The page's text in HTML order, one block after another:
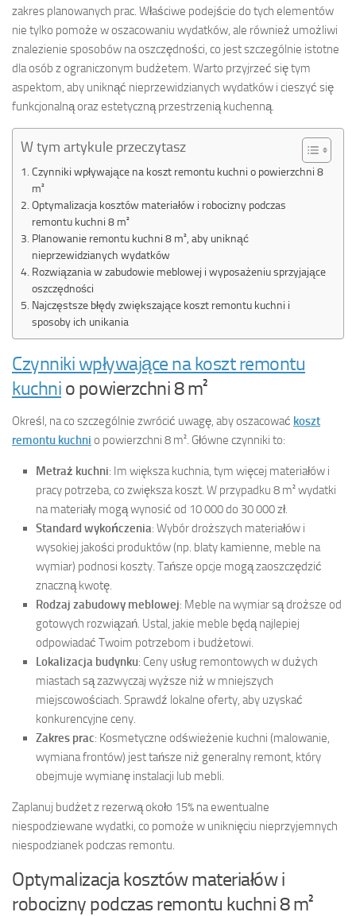
zakres planowanych prac. Właściwe podejście do tych elementów
nie tylko pomoże w oszacowaniu wydatków, ale również umożliwi
znalezienie sposobów na oszczędności, co jest szczególnie istotne
dla osób z ograniczonym budżetem. Warto przyjrzeć się tym
aspektom, aby uniknąć nieprzewidzianych wydatków i cieszyć się
funkcjonalną oraz estetyczną przestrzenią kuchenną.
W tym artykule przeczytasz
Czynniki wpływające na koszt remontu kuchni o powierzchni 8
m²
Optymalizacja kosztów materiałów i robocizny podczas
remontu kuchni 8 m²
Planowanie remontu kuchni 8 m², aby uniknąć
nieprzewidzianych wydatków
Rozwiązania w zabudowie meblowej i wyposażeniu sprzyjające
oszczędności
Najczęstsze błędy zwiększające koszt remontu kuchni i
sposoby ich unikania
Czynniki wpływające na koszt remontu
kuchni o powierzchni 8 m²
Określ, na co szczególnie zwrócić uwagę, aby oszacować koszt
remontu kuchni o powierzchni 8 m². Główne czynniki to:
Metraż kuchni: Im większa kuchnia, tym więcej materiałów i
pracy potrzeba, co zwiększa koszt. W przypadku 8 m² wydatki
na materiały mogą wynosić od 10 000 do 30 000 zł.
Standard wykończenia: Wybór droższych materiałów i
wysokiej jakości produktów (np. blaty kamienne, meble na
wymiar) podnosi koszty. Tańsze opcje mogą zaoszczędzić
znaczną kwotę.
Rodzaj zabudowy meblowej: Meble na wymiar są droższe od
gotowych rozwiązań. Ustal, jakie meble będą najlepiej
odpowiadać Twoim potrzebom i budżetowi.
Lokalizacja budynku: Ceny usług remontowych w dużych
miastach są zazwyczaj wyższe niż w mniejszych
miejscowościach. Sprawdź lokalne oferty, aby uzyskać
konkurencyjne ceny.
Zakres prac: Kosmetyczne odświeżenie kuchni (malowanie,
wymiana frontów) jest tańsze niż generalny remont, który
obejmuje wymianę instalacji lub mebli.
Zaplanuj budżet z rezerwą około 15% na ewentualne
niespodziewane wydatki, co pomoże w uniknięciu nieprzyjemnych
niespodzianek podczas remontu.
Optymalizacja kosztów materiałów i
robocizny podczas remontu kuchni 8 m²